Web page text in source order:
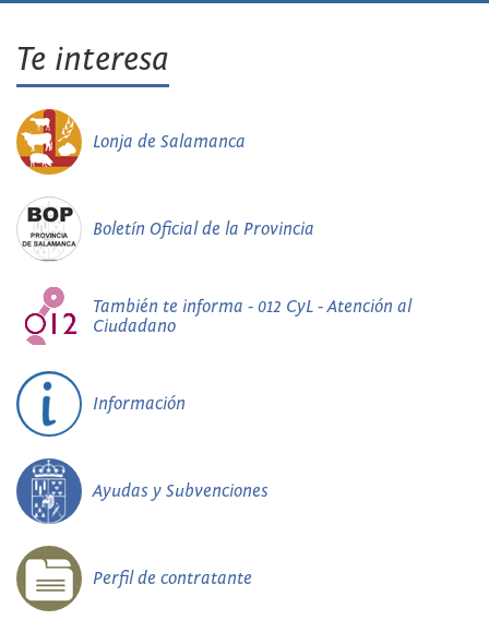
Te interesa
Lonja de Salamanca
Boletín Oficial de la Provincia
También te informa - 012 CyL - Atención al
Ciudadano
Información
Ayudas y Subvenciones
Perfil de contratante